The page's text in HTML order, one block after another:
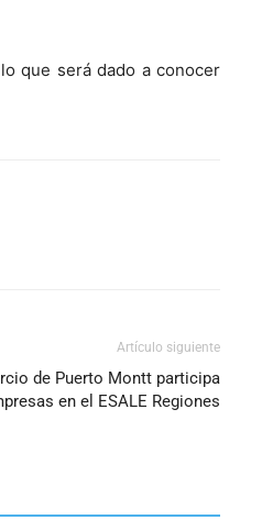
que será dado a conocer
Artículo siguiente
de Puerto Montt participa
en el ESALE Regiones